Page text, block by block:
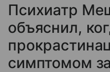
Психиатр
объяснил,
симптомом